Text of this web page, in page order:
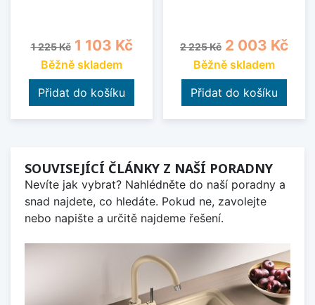
Běžná cena
1 225 Kč Cena
1 103 Kč
Běžně skladem
Přidat do košíku
Běžná cena
2 225 Kč Cena
2 003 Kč
Běžně skladem
Přidat do košíku
SOUVISEJÍCÍ ČLÁNKY Z NAŠÍ PORADNY
Nevíte jak vybrat? Nahlédněte do naší poradny a
snad najdete, co hledáte. Pokud ne, zavolejte
nebo napište a určitě najdeme řešení.